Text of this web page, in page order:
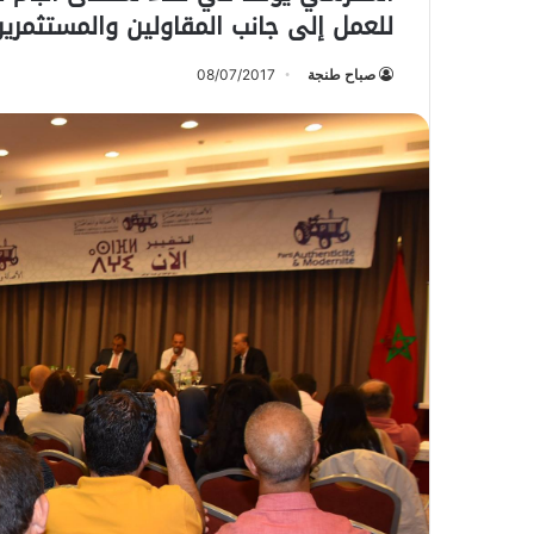
للعمل إلى جانب المقاولين
صباح طنجة 08/07/2017